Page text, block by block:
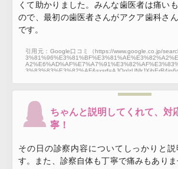
くて助かりました。みんな歯医者は痛い
ので、最初の歯医者さんがアクア歯科さ
です。
引用元：Google口コミ（https://www.google.co.jp/
UAAAAAY940n9VSm6UCh-
CSAQCYAQA&sclient=gws-
378,1,,,,）
ちゃんと説明してくれて、対
寧！
その日の診察内容についてしっかりと説
す。また、診察自体も丁寧で痛みもあり